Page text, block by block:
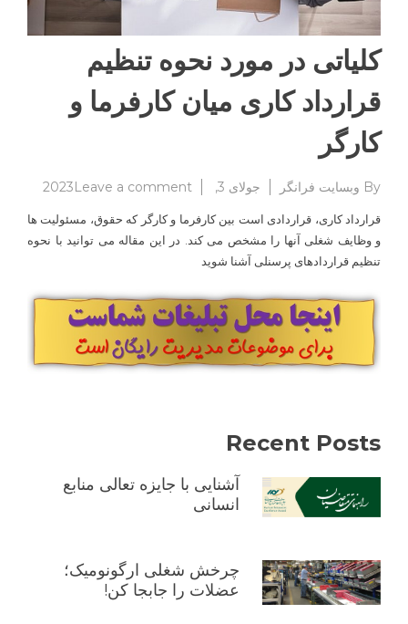
کلیاتی در مورد نحوه تنظیم
قرارداد کاری میان کارفرما و
کارگر
By وبسایت فرانگر جولای 3, 2023 Leave a comment
on
در
مورد
قرارداد
کاری
میان
کارفرما
قرارداد کاری، قراردادی است بین کارفرما و کارگر که حقوق، مسئولیت ها
و وظایف شغلی آنها را مشخص می کند. در این مقاله می توانید با نحوه
تنظیم قراردادهای پرسنلی آشنا شوید
Recent Posts
آشنایی با جایزه تعالی منابع
انسانی
چرخش شغلی ارگونومیک؛
عضلات را جابجا کن!